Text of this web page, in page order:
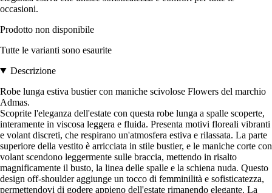
occasioni.
Prodotto non disponibile
Tutte le varianti sono esaurite
Descrizione
Robe lunga estiva bustier con maniche scivolose Flowers del marchio
Admas.
Scoprite l'eleganza dell'estate con questa robe lunga a spalle scoperte,
interamente in viscosa leggera e fluida. Presenta motivi floreali vibranti
e volant discreti, che respirano un'atmosfera estiva e rilassata. La parte
superiore della vestito è arricciata in stile bustier, e le maniche corte con
volant scendono leggermente sulle braccia, mettendo in risalto
magnificamente il busto, la linea delle spalle e la schiena nuda. Questo
design off-shoulder aggiunge un tocco di femminilità e sofisticatezza,
permettendovi di godere appieno dell'estate rimanendo elegante. La